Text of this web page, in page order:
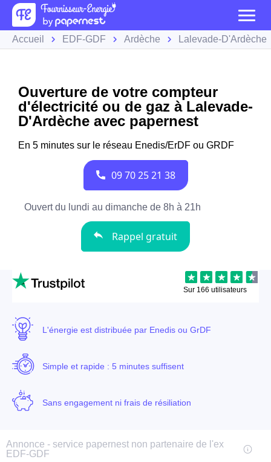
Accueil EDF-GDF Ardèche Lalevade-D'Ardèche